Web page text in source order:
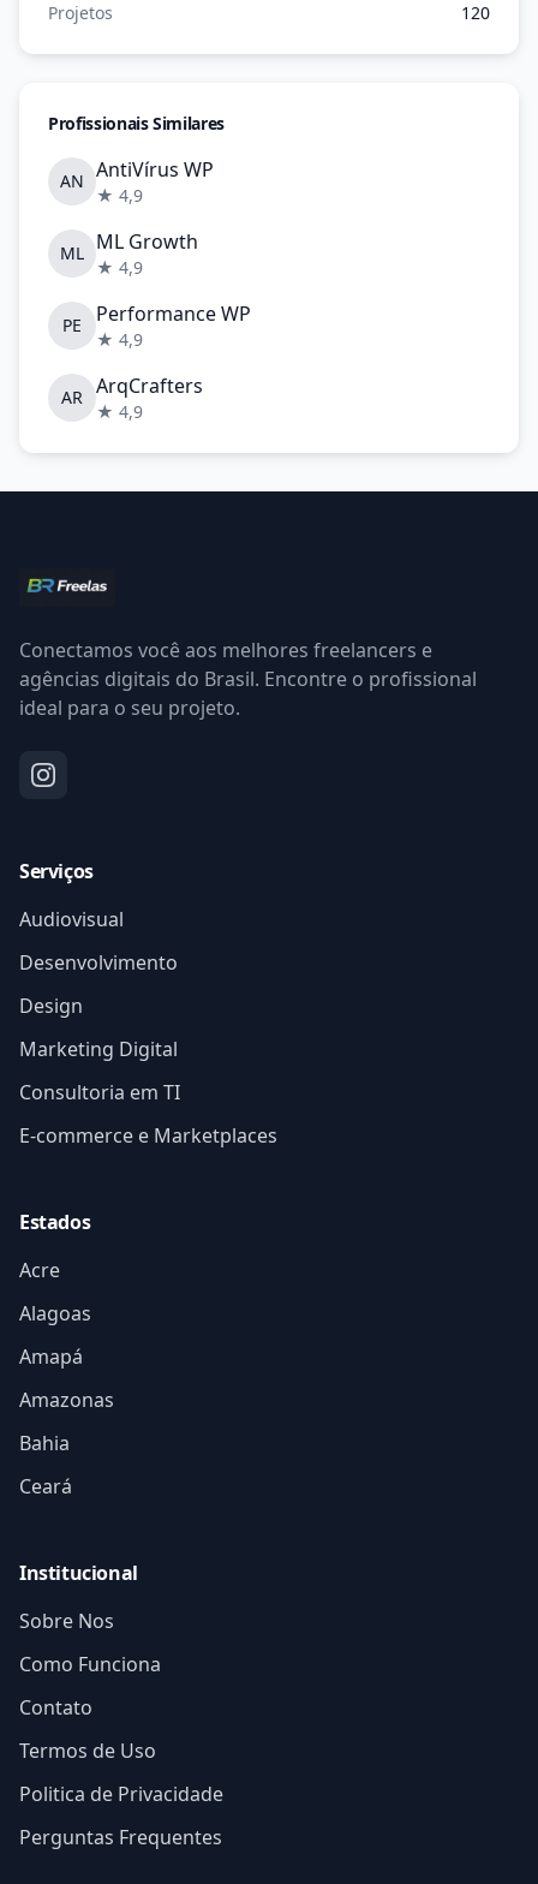
Projetos
120
Profissionais Similares
AN AntiVírus WP
★ 4,9
ML ML Growth
★ 4,9
PE Performance WP
★ 4,9
AR ArqCrafters
★ 4,9
Conectamos você aos melhores freelancers e
agências digitais do Brasil. Encontre o profissional
ideal para o seu projeto.
Serviços
Audiovisual
Desenvolvimento
Design
Marketing Digital
Consultoria em TI
E-commerce e Marketplaces
Estados
Acre
Alagoas
Amapá
Amazonas
Bahia
Ceará
Institucional
Sobre Nos
Como Funciona
Contato
Termos de Uso
Politica de Privacidade
Perguntas Frequentes